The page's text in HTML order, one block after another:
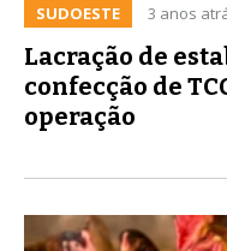
SUDOESTE 3 anos
Lacração de
confecção de
operação